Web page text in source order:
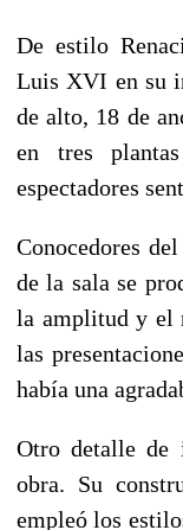
De estilo
Luis XVI en su
de alto, 18 de
en tres
espectadores
Conocedores
de la sala se
la amplitud y el
las
había una
Otro detalle de
obra. Su
empleó los